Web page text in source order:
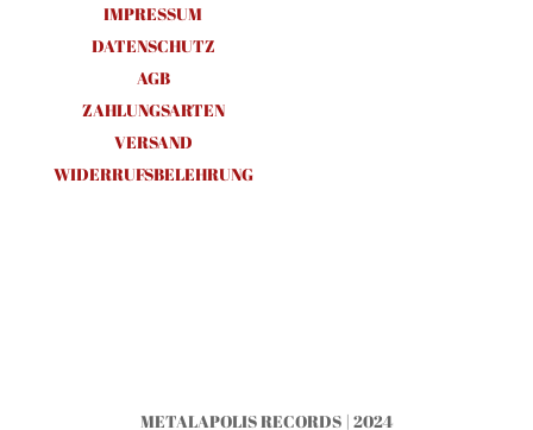
IMPRESSUM
DATENSCHUTZ
AGB
ZAHLUNGSARTEN
VERSAND
WIDERRUFSBELEHRUNG
METALAPOLIS RECORDS | 2024